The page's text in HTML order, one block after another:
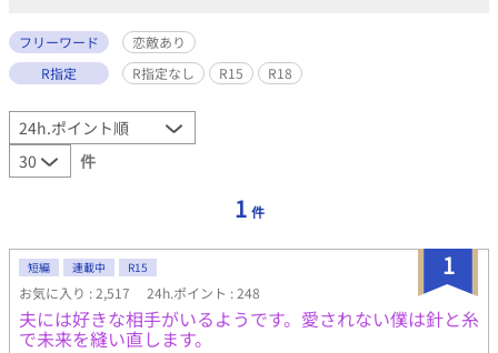
フリーワード
恋敵あり
R指定
R指定なし R15 R18
件
1 件
1
短編 連載中 R15
お気に入り : 2,517 24h.ポイント : 248
夫には好きな相手がいるようです。愛されない僕は針と糸
で未来を縫い直します。